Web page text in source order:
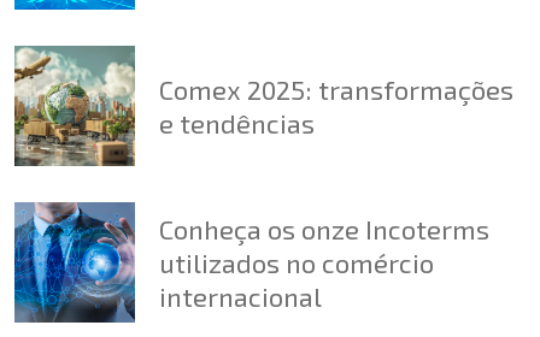
Comex 2025: transformações
e tendências
Conheça os onze Incoterms
utilizados no comércio
internacional